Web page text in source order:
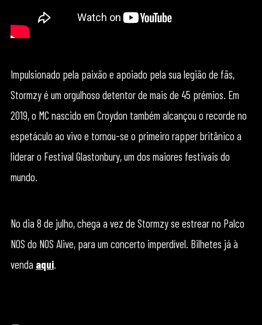
Impulsionado pela paixão e apoiado pela sua legião de fãs,
Stormzy é um orgulhoso detentor de mais de 45 prémios. Em
2019, o MC nascido em Croydon também alcançou o recorde no
espetáculo ao vivo e tornou-se o primeiro rapper britânico a
liderar o Festival Glastonbury, um dos maiores festivais do
mundo.
No dia 8 de julho, chega a vez de Stormzy se estrear no Palco
NOS do NOS Alive, para um concerto imperdível. Bilhetes já à
venda aqui.